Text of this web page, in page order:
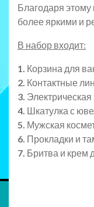
Благодаря
более яркими и
В набор входит:
1. Корзина для
2. Контактные
3.
4. Шкатулка с
5. Мужская
6. Прокладки и
7. Бритва и крем